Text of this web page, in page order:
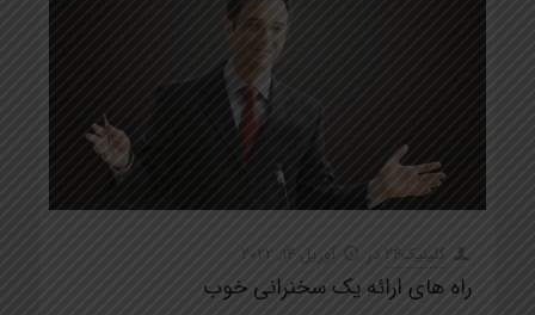
کلینیک24 در آوریل 14, 2022
راه های ارائه يک سخنرانی خوب